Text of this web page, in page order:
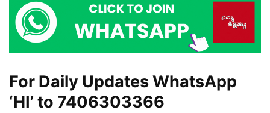
For Daily Updates WhatsApp
‘HI’ to 7406303366